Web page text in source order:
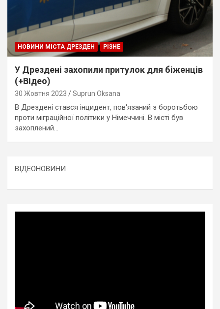
НОВИНИ МІСТА ДРЕЗДЕН РІЗНЕ
У Дрездені захопили притулок для біженців
(+Відео)
30 Жовтня 2023 Suprun Oksana
В Дрездені стався інцидент, пов'язаний з боротьбою
проти міграційної політики у Німеччині. В місті був
захоплений…
ВІДЕОНОВИНИ